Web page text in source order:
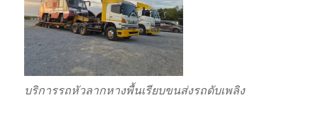
บริการรถหัวลากหางพื้นเรียบขนส่งรถดับเพลิง